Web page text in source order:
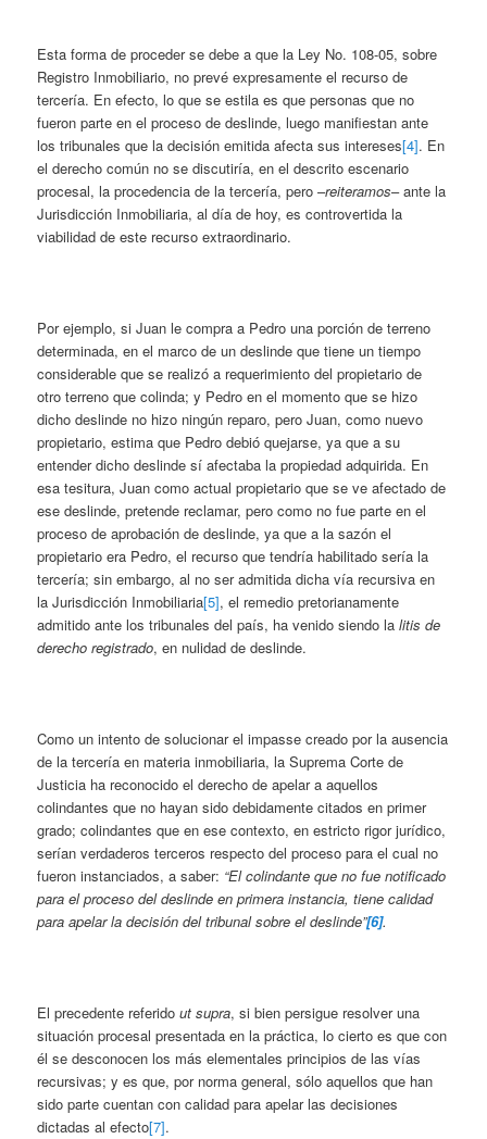
Esta forma de proceder se debe a que la Ley No. 108-05, sobre
Registro Inmobiliario, no prevé expresamente el recurso de
tercería. En efecto, lo que se estila es que personas que no
fueron parte en el proceso de deslinde, luego manifiestan ante
los tribunales que la decisión emitida afecta sus intereses[4]. En
el derecho común no se discutiría, en el descrito escenario
procesal, la procedencia de la tercería, pero –reiteramos– ante la
Jurisdicción Inmobiliaria, al día de hoy, es controvertida la
viabilidad de este recurso extraordinario.
Por ejemplo, si Juan le compra a Pedro una porción de terreno
determinada, en el marco de un deslinde que tiene un tiempo
considerable que se realizó a requerimiento del propietario de
otro terreno que colinda; y Pedro en el momento que se hizo
dicho deslinde no hizo ningún reparo, pero Juan, como nuevo
propietario, estima que Pedro debió quejarse, ya que a su
entender dicho deslinde sí afectaba la propiedad adquirida. En
esa tesitura, Juan como actual propietario que se ve afectado de
ese deslinde, pretende reclamar, pero como no fue parte en el
proceso de aprobación de deslinde, ya que a la sazón el
propietario era Pedro, el recurso que tendría habilitado sería la
tercería; sin embargo, al no ser admitida dicha vía recursiva en
la Jurisdicción Inmobiliaria[5], el remedio pretorianamente
admitido ante los tribunales del país, ha venido siendo lalitis de
derecho registrado, en nulidad de deslinde.
Como un intento de solucionar el impasse creado por la ausencia
de la tercería en materia inmobiliaria, la Suprema Corte de
Justicia ha reconocido el derecho de apelar a aquellos
colindantes que no hayan sido debidamente citados en primer
grado; colindantes que en ese contexto, en estricto rigor jurídico,
serían verdaderos terceros respecto del proceso para el cual no
fueron instanciados, a saber: “El colindante que no fue notificado
para el proceso del deslinde en primera instancia, tiene calidad
para apelar la decisión del tribunal sobre el deslinde”[6].
El precedente referidout supra, si bien persigue resolver una
situación procesal presentada en la práctica, lo cierto es que con
él se desconocen los más elementales principios de las vías
recursivas; y es que, por norma general, sólo aquellos que han
sido parte cuentan con calidad para apelar las decisiones
dictadas al efecto[7].